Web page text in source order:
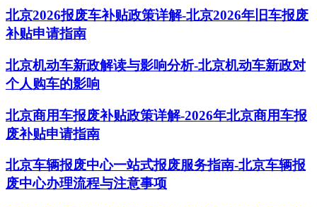
北京2026报废车补贴政策详解-北京2026年旧车报废
补贴申请指南
北京机动车新政解读与影响分析-北京机动车新政对
个人购车的影响
北京商用车报废补贴政策详解-2026年北京商用车报
废补贴申请指南
北京车辆报废中心一站式报废服务指南-北京车辆报
废中心办理流程与注意事项